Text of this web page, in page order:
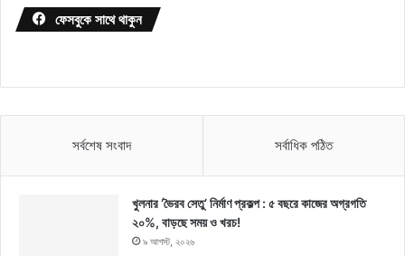
ফেসবুকে সাথে থাকুন
সর্বশেষ সংবাদ সর্বাধিক পঠিত
খুলনার ‘ভৈরব সেতু’ নির্মাণ প্রকল্প : ৫ বছরে কাজের অগ্রগতি
২০%, বাড়ছে সময় ও খরচ!
৯ আগস্ট, ২০২৬